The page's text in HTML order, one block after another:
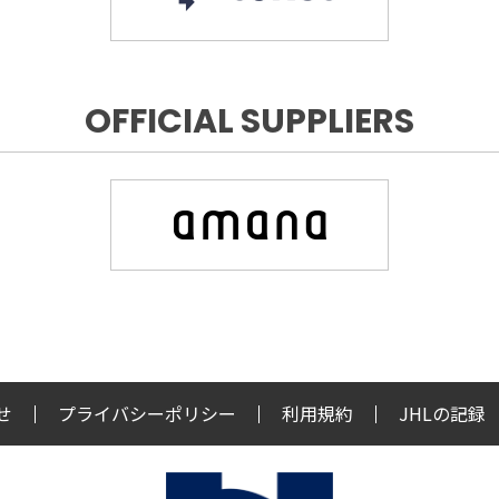
OFFICIAL SUPPLIERS
プライバシーポリシー 利用規約 JHLの記録